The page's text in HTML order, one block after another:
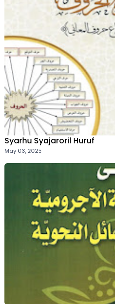
Syarhu Syajaroril Huruf
May 03, 2025